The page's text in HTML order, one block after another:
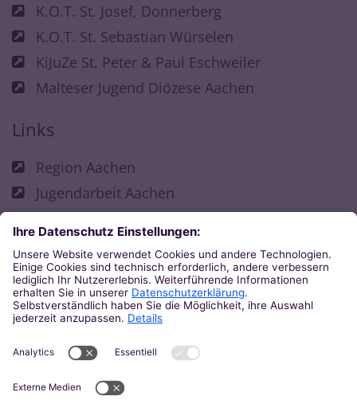
K.O.T. St. Josef, Donnerberg
K.O.T. St. Sebastian Würselen
KiJuZe St. Peter & Paul Eschweiler
Malteser Jugend Diözese Aachen
Links
Region Aachen
Jugendarbeit Aachen
Fachbereich Kirchliche Jugendarbeit